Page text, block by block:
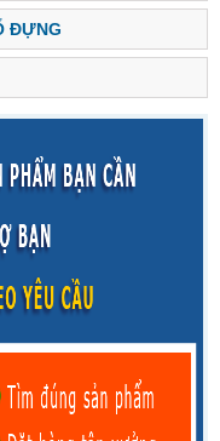
ĐỰNG